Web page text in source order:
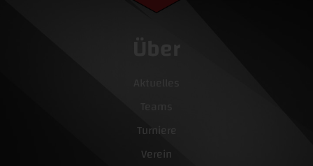
Über
Turniere
Verein